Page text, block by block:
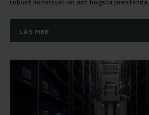
robust konstruktion och högsta prestanda.
LÄS MER